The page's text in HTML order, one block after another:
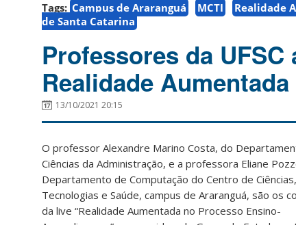
Tags: Campus de Araranguá MCTI Realidade
de Santa Catarina
Professores da
Realidade
13/10/2021 20:15
O professor Alexandre Marino Costa, do
Ciências da Administração, e a professora Eliane
Departamento de Computação do Centro de Ciências,
Tecnologias e Saúde, campus de Araranguá, são os
da live “Realidade Aumentada no Processo Ensino-